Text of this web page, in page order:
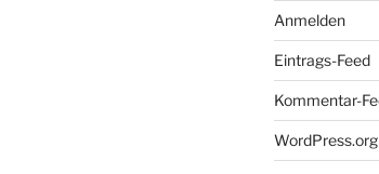
Anmelden
Eintrags-Feed
Kommentar-
WordPress.org